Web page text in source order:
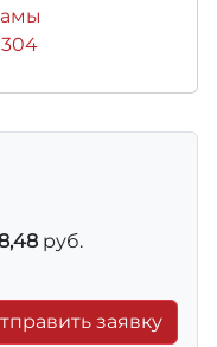
руб.
заявку